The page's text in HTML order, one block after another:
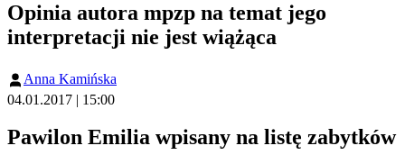
Opinia autora mpzp na temat jego
interpretacji nie jest wiążąca
Anna Kamińska
04.01.2017 | 15:00
Pawilon Emilia wpisany na listę zabytków